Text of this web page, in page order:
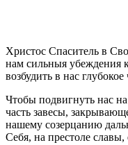
Христос Спаситель в
нам сильныя убеждения
возбудить в нас
Чтобы подвигнуть нас
часть завесы,
нашему созерцанию
Себя, на престоле славы,